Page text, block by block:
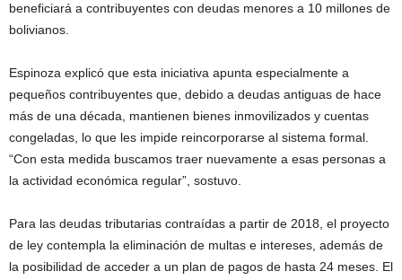
beneficiará a contribuyentes con deudas menores a 10 millones de
bolivianos.
Espinoza explicó que esta iniciativa apunta especialmente a
pequeños contribuyentes que, debido a deudas antiguas de hace
más de una década, mantienen bienes inmovilizados y cuentas
congeladas, lo que les impide reincorporarse al sistema formal.
“Con esta medida buscamos traer nuevamente a esas personas a
la actividad económica regular”, sostuvo.
Para las deudas tributarias contraídas a partir de 2018, el proyecto
de ley contempla la eliminación de multas e intereses, además de
la posibilidad de acceder a un plan de pagos de hasta 24 meses. El